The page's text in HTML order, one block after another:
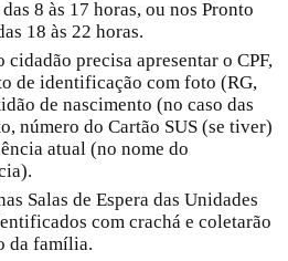
8 às 17 horas, ou nos Pronto
18 às 22 horas.
cidadão precisa apresentar o CPF,
de identificação com foto (RG,
de nascimento (no caso das
número do Cartão SUS (se tiver)
atual (no nome do
Salas de Espera das Unidades
com crachá e coletarão
da família.